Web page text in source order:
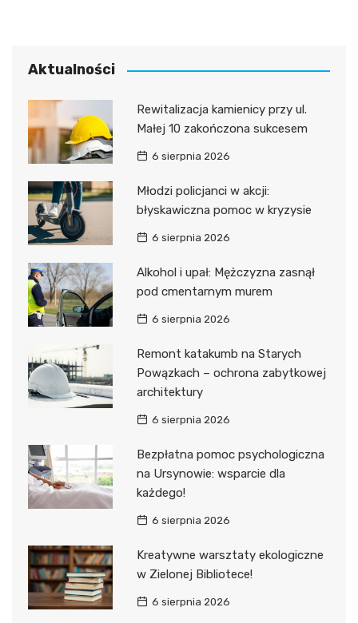
Aktualności
Rewitalizacja kamienicy przy ul.
Małej 10 zakończona sukcesem
6 sierpnia 2026
Młodzi policjanci w akcji:
błyskawiczna pomoc w kryzysie
6 sierpnia 2026
Alkohol i upał: Mężczyzna zasnął
pod cmentarnym murem
6 sierpnia 2026
Remont katakumb na Starych
Powązkach – ochrona zabytkowej
architektury
6 sierpnia 2026
Bezpłatna pomoc psychologiczna
na Ursynowie: wsparcie dla
każdego!
6 sierpnia 2026
Kreatywne warsztaty ekologiczne
w Zielonej Bibliotece!
6 sierpnia 2026